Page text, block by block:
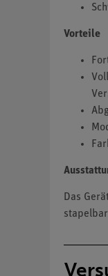
Vorteile
Das